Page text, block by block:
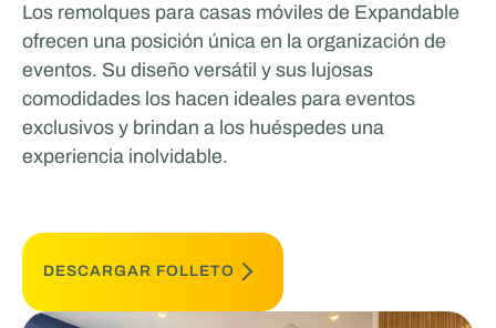
Los remolques para casas móviles de Expandable
ofrecen una posición única en la organización de
eventos. Su diseño versátil y sus lujosas
comodidades los hacen ideales para eventos
exclusivos y brindan a los huéspedes una
experiencia inolvidable.
DESCARGAR FOLLETO